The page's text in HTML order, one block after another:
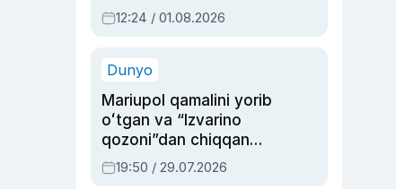
Oripovni siyosiy
ayblovlardan asrab
12:24 / 01.08.2026
Dunyo
Mariupol qamalini yorib
oʻtgan va “Izvarino
qozoni”dan chiqqan
qahramon — Ukraina
armiyasi bosh
19:50 / 29.07.2026